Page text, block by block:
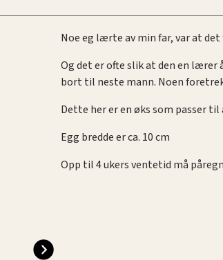
Noe eg lærte av min far, var at
Og det er ofte slik at den en
bort til neste mann. Noen
Dette her er en øks som passer
Egg bredde er ca. 10 cm
Opp til 4 ukers ventetid må